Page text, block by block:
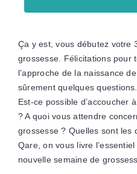
Ça y est, vous débutez votre
grossesse. Félicitations pour
l’approche de la naissance
sûrement quelques
Est-ce possible d’accoucher
? A quoi vous attendre
grossesse ? Quelles sont les
Qare, on vous livre
nouvelle semaine de